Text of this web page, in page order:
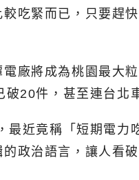
吃緊而已，只要趕
廠將成為桃園最大
20件，甚至連台北
近竟稱「短期電力
政治語言，讓人看破